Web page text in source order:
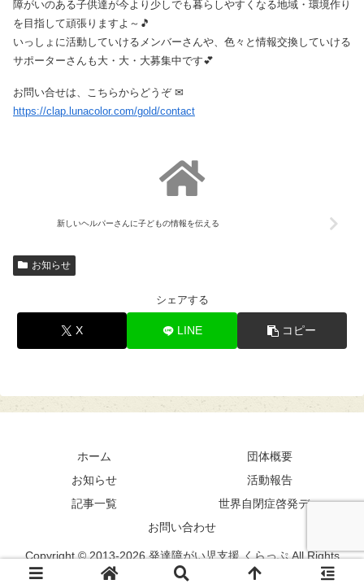
障がいのある子供達が今より少しでも暮らしやすくなる地域・環境作り
を目指して頑張りますよ～🎵
いっしょに活動していけるメンバーさんや、色々と情報交換していける
サポーターさんも大・大・大募集中です💕
お問い合せは、こちらからどうぞ ✉
https://clap.lunacolor.com/gold/contact
新しいヘルパーさんに子どもの情報を伝える
お知らせ
シェアする
X LINE コピー
ホーム
団体概要
お知らせ
活動報告
記事一覧
世界自閉症啓発デー
お問い合わせ
Copyright © 2013-2026 発達障がい児支援 くらっぷ All Rights
Reserved.